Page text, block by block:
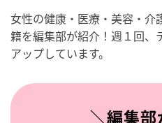
女性の健康・医療・美容・介
籍を編集部が紹介！週１回、
アップしています。